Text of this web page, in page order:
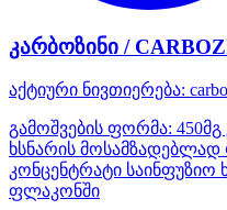
კარბოზინი /
აქტიური ნივთიერება:
გამოშვების ფორმა:
ხსნარის მოსამზადებლად
კონცენტრატი საინფუზიო
ფლაკონში